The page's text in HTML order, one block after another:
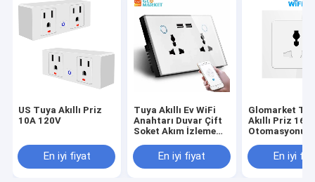
US Tuya Akıllı Priz
10A 120V
En iyi fiyat
Tuya Akıllı Ev WiFi
Anahtarı Duvar Çift
Soket Akım İzleme
En iyi fiyat
Glomarket
Akıllı Priz 16A
Otomasyonu
En iyi